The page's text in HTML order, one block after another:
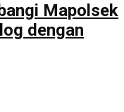
Mapolsek
dengan